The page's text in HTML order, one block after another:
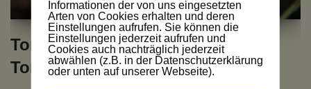
Tomatensalat, Tomatensalat,
Tomatensalat
Informationen der von uns eingesetzten
Arten von Cookies erhalten und deren
Einstellungen aufrufen. Sie können die
Einstellungen jederzeit aufrufen und
Cookies auch nachträglich jederzeit
abwählen (z.B. in der Datenschutzerklärung
oder unten auf unserer Webseite).